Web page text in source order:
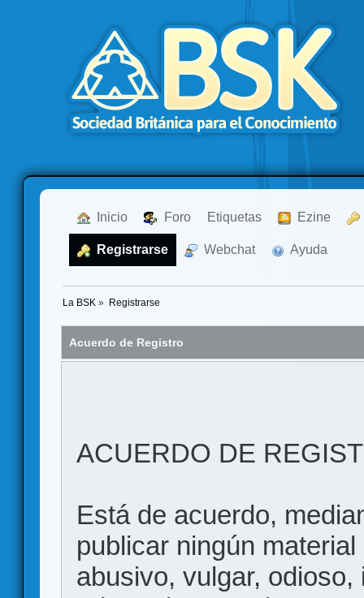
Inicio Foro Etiquetas Ezine
Registrarse Webchat Ayuda
La BSK » Registrarse
Acuerdo de Registro
ACUERDO DE
Está de acuerdo,
publicar ningún
abusivo, vulgar,